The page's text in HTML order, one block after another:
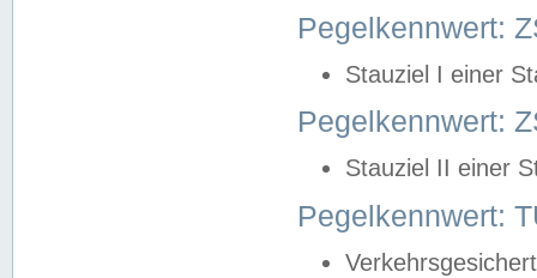
Pegelkennwert:
Stauziel I einer
Pegelkennwert:
Stauziel II einer
Pegelkennwert: